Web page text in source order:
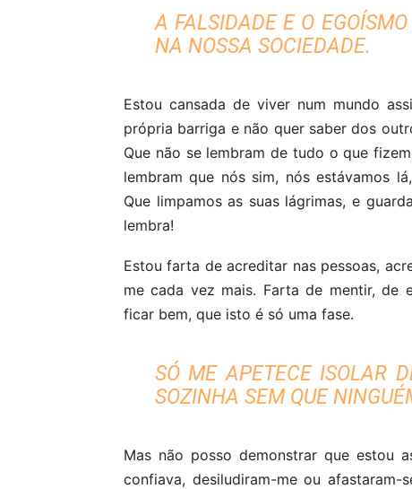
A FALSIDADE E O
NA NOSSA SOCIEDADE.
Estou cansada de viver num mundo
própria barriga e não quer saber dos
Que não se lembram de tudo o que
lembram que nós sim, nós estávamos
Que limpamos as suas lágrimas, e
lembra!
Estou farta de acreditar nas pessoas,
me cada vez mais. Farta de mentir, de
ficar bem, que isto é só uma fase.
SÓ ME APETECE ISOLAR
SOZINHA SEM QUE
Mas não posso demonstrar que estou
confiava, desiludiram-me ou